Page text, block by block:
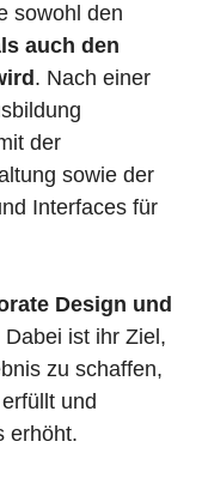
sowohl den
auch den
. Nach einer
der
sowie der
Interfaces für
Design und
Dabei ist ihr Ziel,
zu schaffen,
und
erhöht.